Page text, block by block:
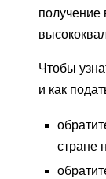
получение
Чтобы
и как
стране